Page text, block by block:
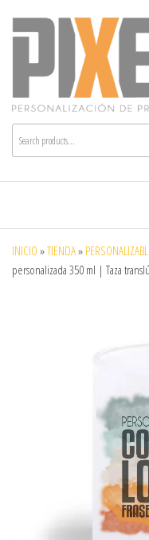
Pixelart
INICIO »TIENDA»
personalizada 350 ml | Taza